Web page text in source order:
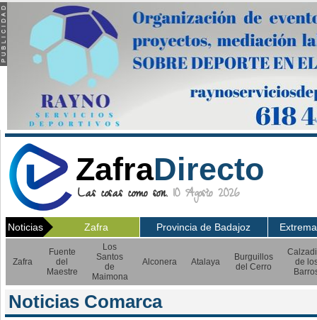
ZafraDirecto
Las cosas como son.10 Agosto 2026
Noticias Zafra Provincia de Badajoz
Zafra
Fuente
del
Maestre
Los
Santos
de
Maimona
Alconera Atalaya
Burguillos
del Cerro
de
Noticias Comarca